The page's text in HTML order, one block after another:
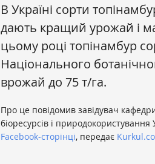
В Україні сорти
дають кращий урожай і
цьому році топінамбур
Національного
врожай до 75 т/га.
Про це повідомив завідувач
біоресурсів і природокористування
Facebook-сторінці, передає